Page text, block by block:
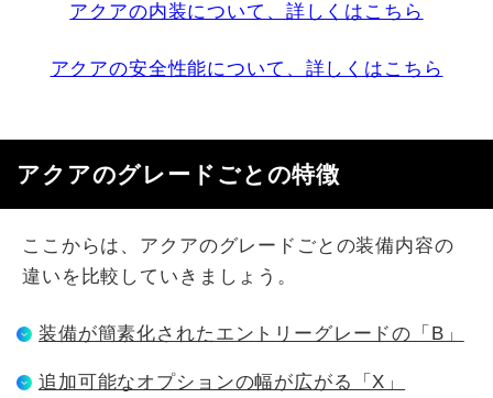
アクアの内装について、詳しくはこちら
アクアの安全性能について、詳しくはこちら
アクアのグレードごとの特徴
ここからは、アクアのグレードごとの装備内容の
違いを比較していきましょう。
装備が簡素化されたエントリーグレードの「B」
追加可能なオプションの幅が広がる「X」